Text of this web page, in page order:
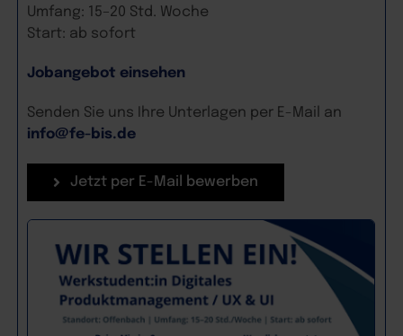
Umfang: 15–20 Std. Woche
Start: ab sofort
Jobangebot einsehen
Senden Sie uns Ihre Unterlagen per E-Mail an
info@fe-bis.de
Jetzt per E-Mail bewerben